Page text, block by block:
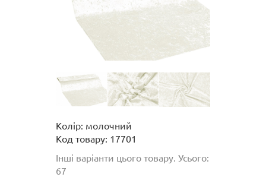
Колір: молочний
Код товару: 17701
Інші варіанти цього товару. Усього:
67